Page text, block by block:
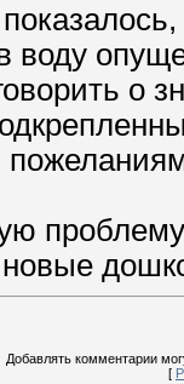
воду
о
новые
Добавлять комментарии
[